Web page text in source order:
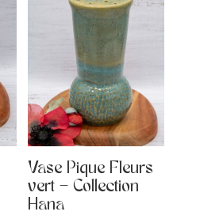
Vase Pique Fleurs
vert – Collection
Hana